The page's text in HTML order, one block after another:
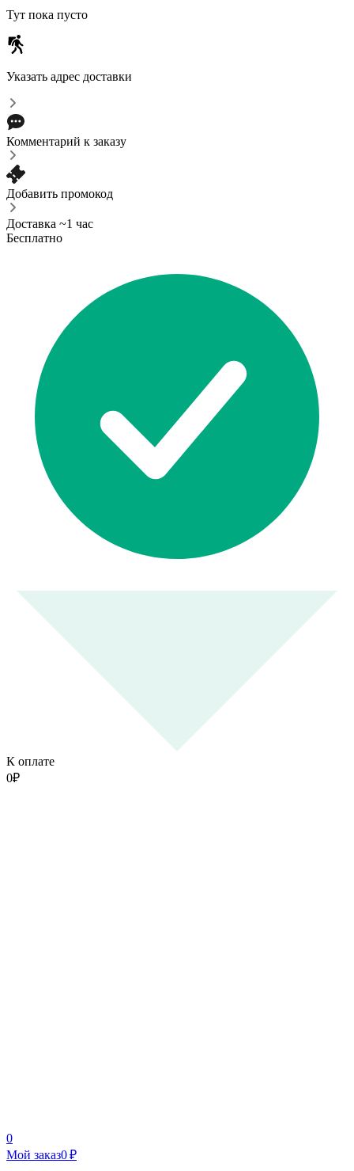
Тут пока пусто
Указать адрес доставки
Комментарий к заказу
Добавить промокод
Доставка ~1 час
Бесплатно
К оплате
0₽
0
Мой заказ0 ₽